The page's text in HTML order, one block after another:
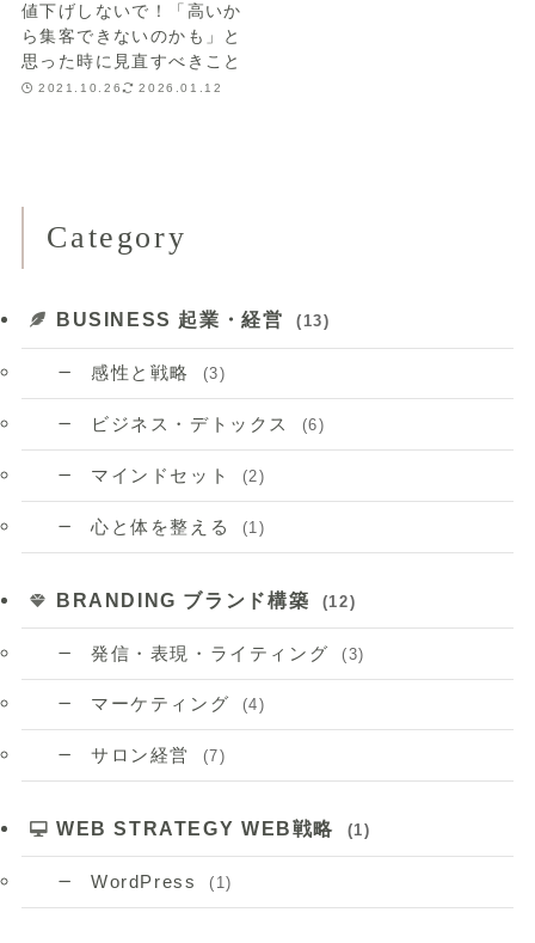
値下げしないで！「高いか
ら集客できないのかも」と
思った時に見直すべきこと
2021.10.26 2026.01.12
Category
BUSINESS 起業・経営 (13)
感性と戦略 (3)
ビジネス・デトックス (6)
マインドセット (2)
心と体を整える (1)
BRANDING ブランド構築 (12)
発信・表現・ライティング (3)
マーケティング (4)
サロン経営 (7)
WEB STRATEGY WEB戦略 (1)
WordPress (1)